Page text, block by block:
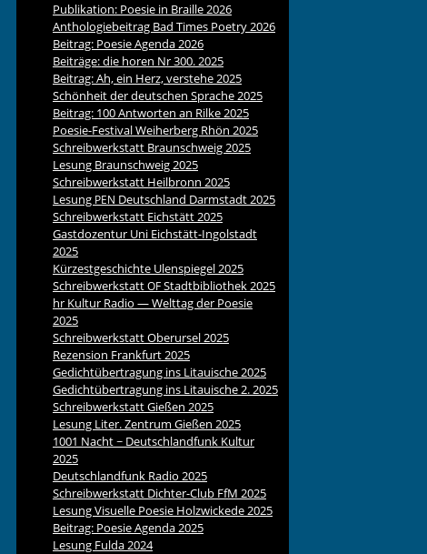
Publikation: Poesie in Braille 2026
Anthologiebeitrag Bad Times Poetry 2026
Beitrag: Poesie Agenda 2026
Beiträge: die horen Nr 300. 2025
Beitrag: Ah, ein Herz, verstehe 2025
Schönheit der deutschen Sprache 2025
Beitrag: 100 Antworten an Rilke 2025
Poesie-Festival Weiherberg Rhön 2025
Schreibwerkstatt Braunschweig 2025
Lesung Braunschweig 2025
Schreibwerkstatt Heilbronn 2025
Lesung PEN Deutschland Darmstadt 2025
Schreibwerkstatt Eichstätt 2025
Gastdozentur Uni Eichstätt-Ingolstadt
2025
Kürzestgeschichte Ulenspiegel 2025
SchreibwerkstattOFStadtbibliothek 2025
hr Kultur Radio — Welttag der Poesie
2025
Schreibwerkstatt Oberursel 2025
Rezension Frankfurt 2025
Gedichtübertragung ins Litauische 2025
Gedichtübertragung ins Litauische 2. 2025
Schreibwerkstatt Gießen 2025
Lesung Liter. Zentrum Gießen 2025
1001 Nacht ~ Deutschlandfunk Kultur
2025
Deutschlandfunk Radio 2025
Schreibwerkstatt Dichter-Club FfM 2025
Lesung Visuelle Poesie Holzwickede 2025
Beitrag: Poesie Agenda 2025
Lesung Fulda 2024